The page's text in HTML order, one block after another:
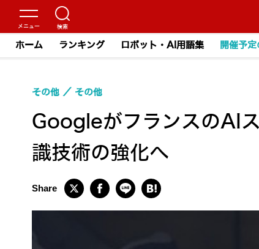
ホーム ランキング ロボット・AI用語集 開催予
GoogleがフランスのAI
識技術の強化へ
その他 その他